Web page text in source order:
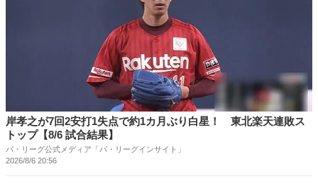
岸孝之が7回2安打1失点で約1カ月ぶり白星！ 東北楽天連敗ス
トップ【8/6 試合結果】
パ・リーグ公式メディア「パ・リーグインサイト」
2026/8/6 20:56